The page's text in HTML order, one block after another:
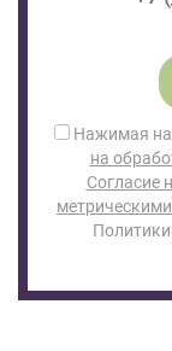
Нажимая на
на
Согласие